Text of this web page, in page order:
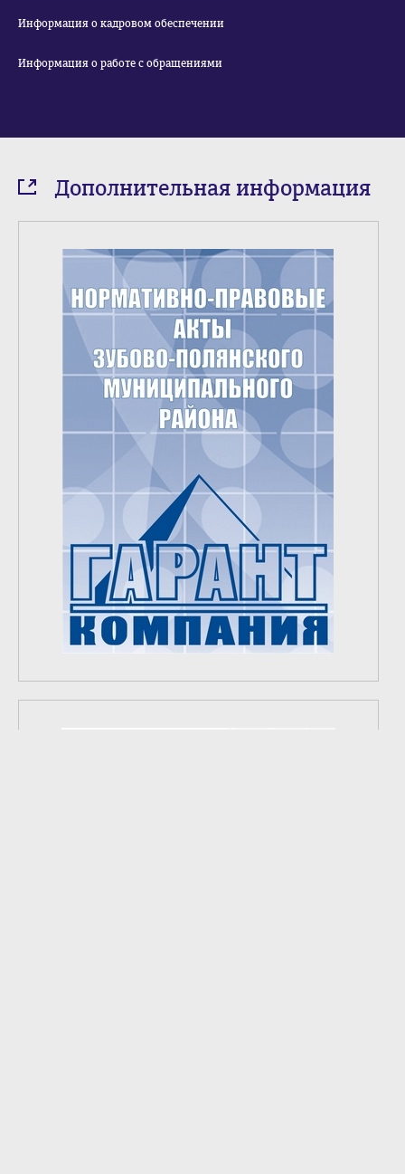
Информация о кадровом обеспечении
Информация о работе с обращениями
Дополнительная информация